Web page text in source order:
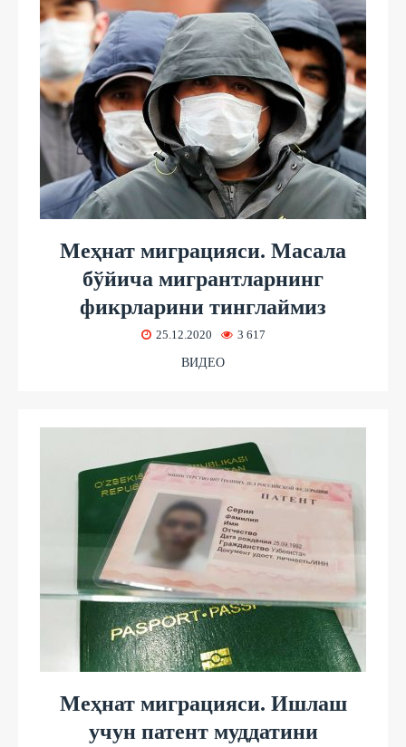
Меҳнат миграцияси. Масала
бўйича мигрантларнинг
фикрларини тинглаймиз
25.12.2020 3 617
ВИДЕО
Меҳнат миграцияси. Ишлаш
учун патент муддатини